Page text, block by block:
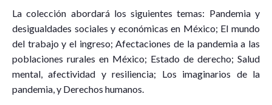
La colección abordará los siguientes temas: Pandemia y
desigualdades sociales y económicas en México; El mundo
del trabajo y el ingreso; Afectaciones de la pandemia a las
poblaciones rurales en México; Estado de derecho; Salud
mental, afectividad y resiliencia; Los imaginarios de la
pandemia, y Derechos humanos.